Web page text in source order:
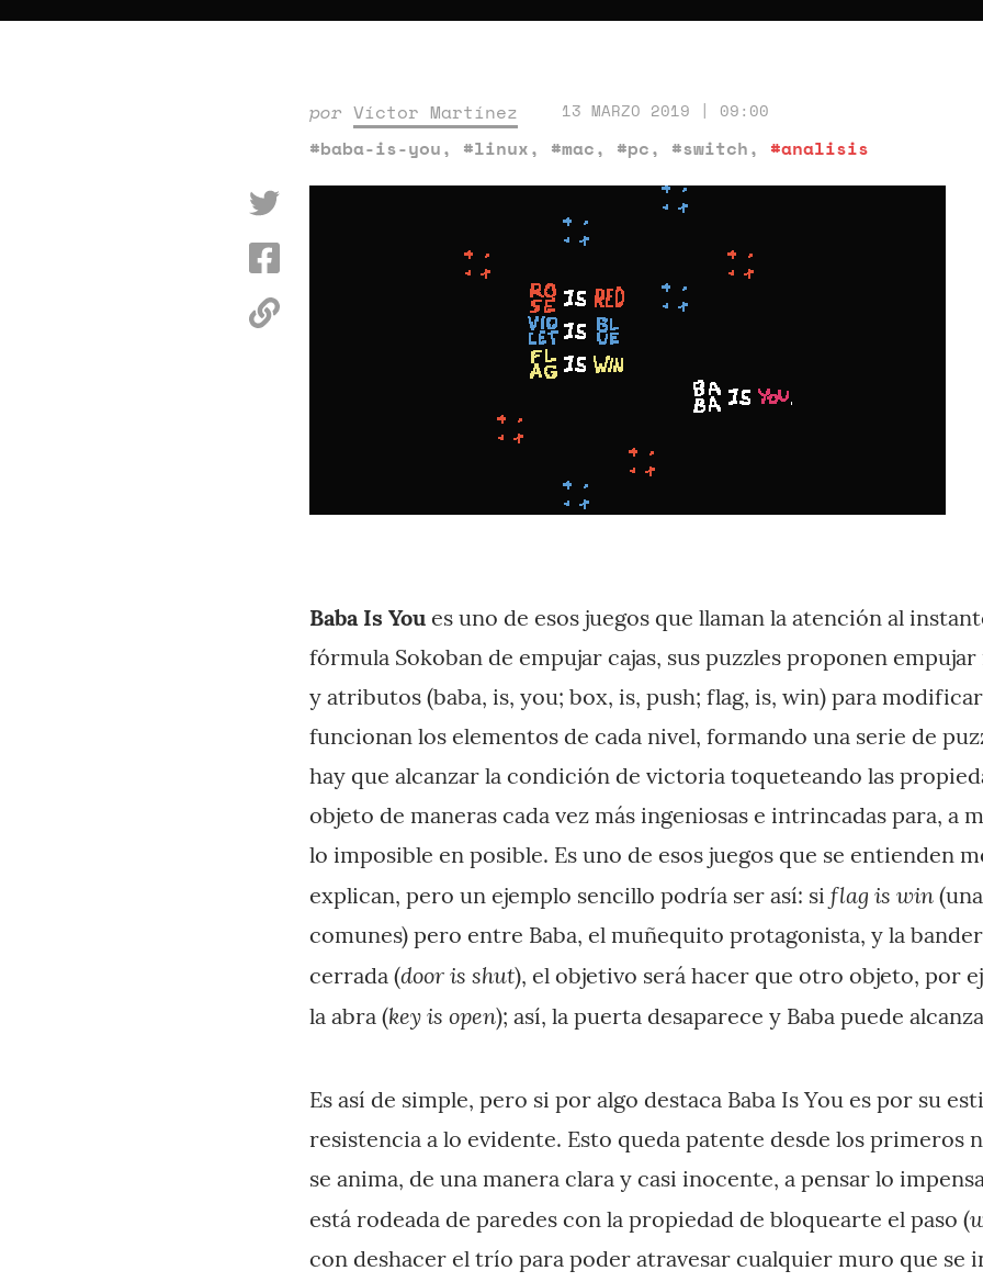
por Víctor Martínez 13 MARZO 2019 | 09:00
#baba-is-you, #linux, #mac, #pc, #switch, #analisis
Baba Is You es uno de esos juegos que llaman la atención al
fórmula Sokoban de empujar cajas, sus puzzles proponen
y atributos (baba, is, you; box, is, push; flag, is, win) para
funcionan los elementos de cada nivel, formando una serie de
hay que alcanzar la condición de victoria toqueteando las
objeto de maneras cada vez más ingeniosas e intrincadas para, a
lo imposible en posible. Es uno de esos juegos que se entienden
explican, pero un ejemplo sencillo podría ser así: si flag is win
comunes) pero entre Baba, el muñequito protagonista, y la
cerrada (door is shut), el objetivo será hacer que otro objeto, por
la abra (key is open); así, la puerta desaparece y Baba puede
Es así de simple, pero si por algo destaca Baba Is You es por su
resistencia a lo evidente. Esto queda patente desde los primeros
se anima, de una manera clara y casi inocente, a pensar lo
está rodeada de paredes con la propiedad de bloquearte el paso (
con deshacer el trío para poder atravesar cualquier muro que se